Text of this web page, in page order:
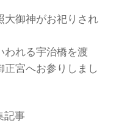
大御神がお祀りされ
われる宇治橋を渡
正宮へお参りしまし
記事